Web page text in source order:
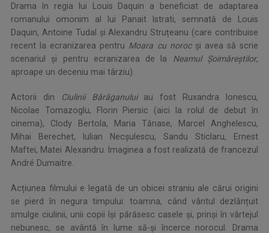
Drama în regia lui Louis Daquin a beneficiat de adaptarea
romanului omonim al lui Panait Istrati, semnată de Louis
Daquin, Antoine Tudal și Alexandru Struțeanu (care contribuise
recent la ecranizarea pentru Moara cu norocși avea să scrie
scenariul și pentru ecranizarea de la Neamul Șoimăreștilor,
aproape un deceniu mai târziu).
Actorii din Ciulinii Bărăganuluiau fost Ruxandra Ionescu,
Nicolae Tomazoglu, Florin Piersic (aici la rolul de debut în
cinema), Clody Bertola, Maria Tănase, Marcel Anghelescu,
Mihai Berechet, Iulian Necșulescu, Sandu Sticlaru, Ernest
Maftei, Matei Alexandru. Imaginea a fost realizată de francezul
André Dumaitre.
Acțiunea filmului e legată de un obicei straniu ale cărui origini
se pierd în negura timpului: toamna, când vântul dezlănțuit
smulge ciulinii, unii copii își părăsesc casele și, prinși în vârtejul
nebunesc, se avântă în lume să-și încerce norocul. Drama